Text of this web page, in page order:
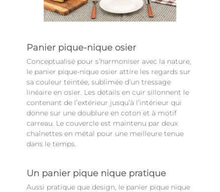
Panier pique-nique osier
Conceptualisé pour s’harmoniser avec la nature,
le panier pique-nique osier attire les regards sur
sa couleur teintée, sublimée d’un tressage
linéaire en osier. Les détails en cuir sillonnent le
contenant de l’extérieur jusqu’à l’intérieur qui
donne sur une doublure en coton et à motif
carreau. Le couvercle est maintenu par deux
chaînettes en métal pour une meilleure tenue
dans le temps.
Un panier pique nique pratique
Aussi pratique que design, le panier pique nique